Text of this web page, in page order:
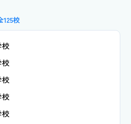
125校